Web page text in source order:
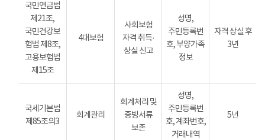
국민연금법
제21조,
국민건강보
험법 제8조,
고용보험법
제15조
4대보험
사회보험
자격 취득·
상실 신고
성명,
주민등록번
호, 부양가족
정보
자격 상실 후
3년
국세기본법
제85조의3
회계관리
회계처리 및
증빙서류
보존
성명,
주민등록번
호, 계좌번호,
거래내역
5년